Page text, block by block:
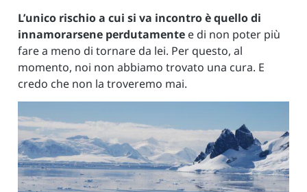
L’unico rischio a cui si va incontro è quello di
innamorarsene perdutamente e di non poter più
fare a meno di tornare da lei. Per questo, al
momento, noi non abbiamo trovato una cura. E
credo che non la troveremo mai.